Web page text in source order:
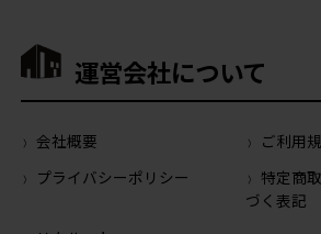
運営会社について
会社概要
ご利用
プライバシーポリシー
特定商
づく表記